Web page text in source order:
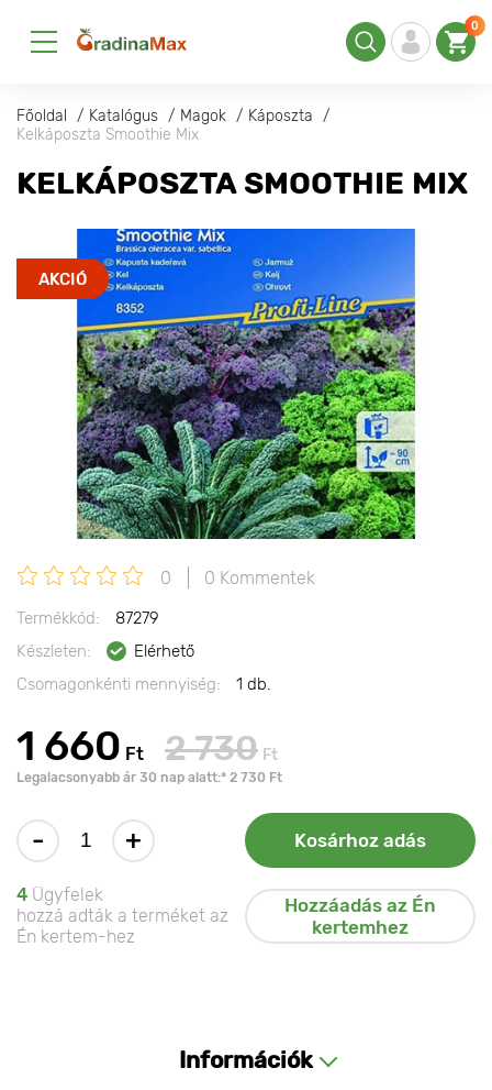
0
Főoldal Katalógus Magok
Káposzta
Kelkáposzta Smoothie Mix
KELKÁPOSZTA SMOOTHIE MIX
AKCIÓ
0 0 Kommentek
Termékkód:
87279
Készleten:
Elérhető
Csomagonkénti mennyiség:
1 db.
1 660 Ft 2 730 Ft
Legalacsonyabb ár 30 nap alatt:* 2 730 Ft
- + Kosárhoz adás
4 Ügyfelek
hozzá adták a terméket az
Én kertem-hez
Hozzáadás az Én
kertemhez
Információk